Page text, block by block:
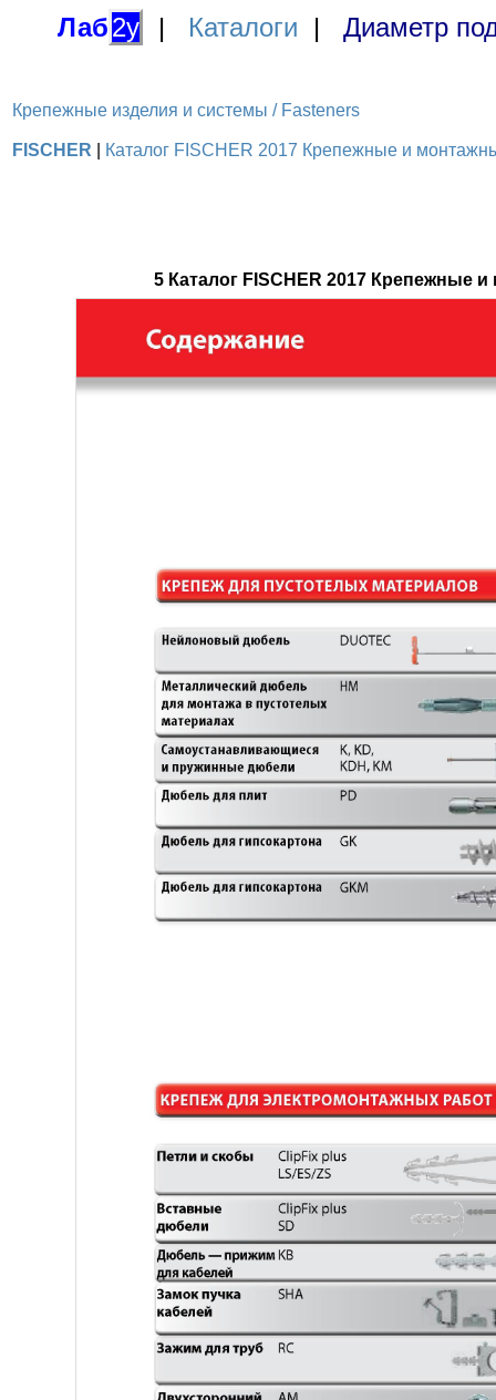
Лаб2у | Каталоги | Диаметр
Крепежные изделия и системы / Fasteners
FISCHER Каталог FISCHER 2017 Крепежные и
5 Каталог FISCHER 2017